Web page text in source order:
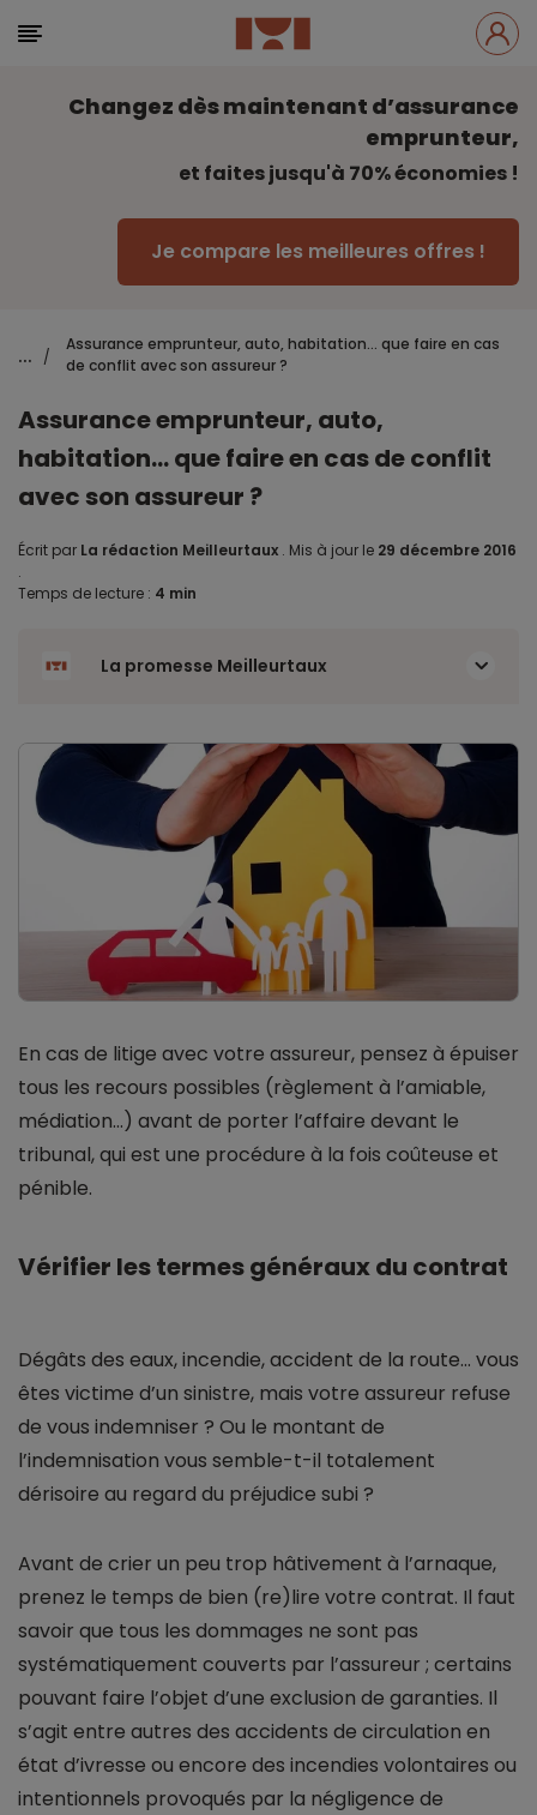
Changez dès maintenant d’assurance
emprunteur,
et faites jusqu'à 70% économies !
Je compare les meilleures offres !
... /
Assurance emprunteur, auto, habitation… que faire en cas
de conflit avec son assureur ?
Assurance emprunteur, auto,
habitation… que faire en cas de conflit
avec son assureur ?
Écrit par La rédaction Meilleurtaux . Mis à jour le 29 décembre 2016
.
Temps de lecture : 4 min
La promesse Meilleurtaux
En cas de litige avec votre assureur, pensez à épuiser
tous les recours possibles (règlement à l’amiable,
médiation…) avant de porter l’affaire devant le
tribunal, qui est une procédure à la fois coûteuse et
pénible.
Vérifier les termes généraux du contrat
Dégâts des eaux, incendie, accident de la route… vous
êtes victime d’un sinistre, mais votre assureur refuse
de vous indemniser ? Ou le montant de
l’indemnisation vous semble-t-il totalement
dérisoire au regard du préjudice subi ?
Avant de crier un peu trop hâtivement à l’arnaque,
prenez le temps de bien (re)lire votre contrat. Il faut
savoir que tous les dommages ne sont pas
systématiquement couverts par l’assureur ; certains
pouvant faire l’objet d’une exclusion de garanties. Il
s’agit entre autres des accidents de circulation en
état d’ivresse ou encore des incendies volontaires ou
intentionnels provoqués par la négligence de